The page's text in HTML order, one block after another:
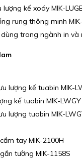
kế xoáy MIK-
rung thông minh
trong ngành in và
lượng kế tuabin MIK-
kế tuabin MIK-LWGY
lượng tuabin MIK-
tay MIK-2100H
tường MIK-1158S